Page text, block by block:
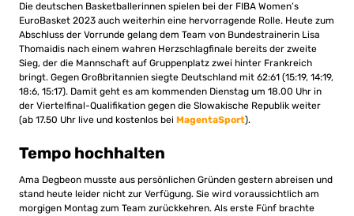
Die deutschen Basketballerinnen spielen bei der FIBA Women’s
EuroBasket 2023 auch weiterhin eine hervorragende Rolle. Heute zum
Abschluss der Vorrunde gelang dem Team von Bundestrainerin Lisa
Thomaidis nach einem wahren Herzschlagfinale bereits der zweite
Sieg, der die Mannschaft auf Gruppenplatz zwei hinter Frankreich
bringt. Gegen Großbritannien siegte Deutschland mit 62:61 (15:19, 14:19,
18:6, 15:17). Damit geht es am kommenden Dienstag um 18.00 Uhr in
der Viertelfinal-Qualifikation gegen die Slowakische Republik weiter
(ab 17.50 Uhr live und kostenlos bei MagentaSport).
Tempo hochhalten
Ama Degbeon musste aus persönlichen Gründen gestern abreisen und
stand heute leider nicht zur Verfügung. Sie wird voraussichtlich am
morgigen Montag zum Team zurückkehren. Als erste Fünf brachte